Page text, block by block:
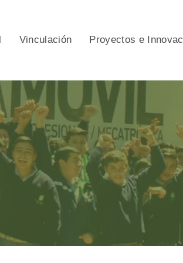
Vinculación Proyectos e